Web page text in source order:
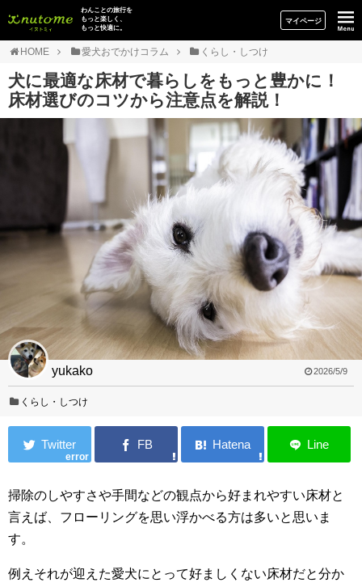
イヌトミィ
わんことの旅行を
もっと楽しく、
もっと快適に。
マイページ
HOME 愛犬おでかけコラム くらし・しつけ
犬に最適な床材で暮らしをもっと豊かに！
床材選びのコツから注意点を解説！
yukako 2026/5/9
くらし・しつけ
error
掃除のしやすさや手間などの観点から好まれやすい床材と
言えば、フローリングを思い浮かべる方は多いと思いま
す。
例えそれが迎えた愛犬にとって好ましくない床材だと分か